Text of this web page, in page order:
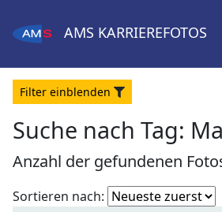
AMS KARRIEREFOTOS
Filter einblenden
Suche nach Tag:
Anzahl der gefundenen
Sortieren nach: